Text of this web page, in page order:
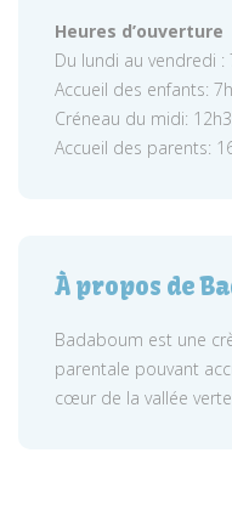
Heures d’ouverture
Du lundi au vendredi :
Accueil des enfants:
Créneau du midi:
Accueil des parents:
À propos de
Badaboum est une
parentale pouvant
cœur de la vallée